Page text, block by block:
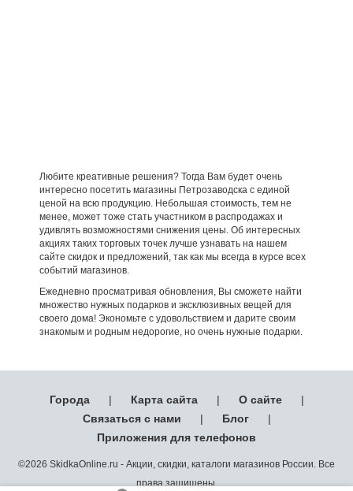
Любите креативные решения? Тогда Вам будет очень
интересно посетить магазины Петрозаводска с единой
ценой на всю продукцию. Небольшая стоимость, тем не
менее, может тоже стать участником в распродажах и
удивлять возможностями снижения цены. Об интересных
акциях таких торговых точек лучше узнавать на нашем
сайте скидок и предложений, так как мы всегда в курсе всех
событий магазинов.
Ежедневно просматривая обновления, Вы сможете найти
множество нужных подарков и эксклюзивных вещей для
своего дома! Экономьте с удовольствием и дарите своим
знакомым и родным недорогие, но очень нужные подарки.
Города | Карта сайта | О сайте
|
Связаться с нами
| Блог
|
Приложения для телефонов
©2026 SkidkaOnline.ru - Акции, скидки, каталоги магазинов России. Все
права защищены.